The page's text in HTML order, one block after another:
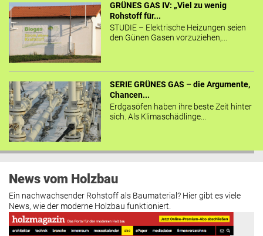
GRÜNES GAS IV: „Viel zu wenig
Rohstoff für...
STUDIE – Elektrische Heizungen seien
den Günen Gasen vorzuziehen,...
SERIE GRÜNES GAS – die Argumente,
Chancen...
Erdgasöfen haben ihre beste Zeit hinter
sich. Als Klimaschädlinge...
News vom Holzbau
Ein nachwachsender Rohstoff als Baumaterial? Hier gibt es viele
News, wie der moderne Holzbau funktioniert.